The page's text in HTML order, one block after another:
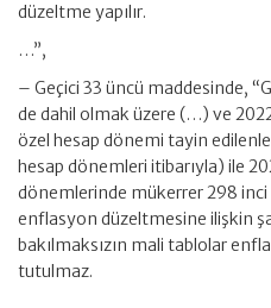
düzeltme yapılır.
…”,
– Geçici 33 üncü maddesinde,
de dahil olmak üzere (…) ve
özel hesap dönemi tayin
hesap dönemleri itibarıyla) ile
dönemlerinde mükerrer 298 inci
enflasyon düzeltmesine ilişkin
bakılmaksızın mali tablolar
tutulmaz.